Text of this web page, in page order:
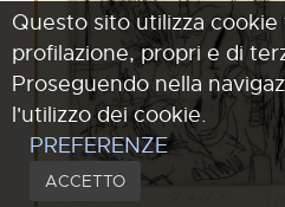
Questo sito utilizza
profilazione, propri e di
Proseguendo nella
l'utilizzo dei cookie.
PREFERENZE
ACCETTO